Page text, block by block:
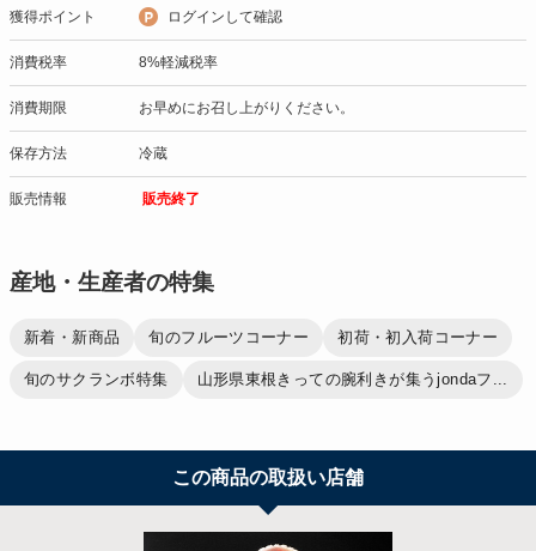
獲得ポイント ログインして確認
消費税率 8%軽減税率
消費期限 お早めにお召し上がりください。
保存方法 冷蔵
販売情報 販売終了
産地・生産者の特集
新着・新商品 旬のフルーツコーナー 初荷・初入荷コーナー
旬のサクランボ特集 山形県東根きっての腕利きが集うjondaフ...
この商品の取扱い店舗